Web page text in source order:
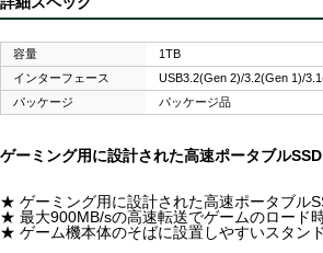
容量
1TB
インターフェース
USB3.2(Gen 2)/3.2(Gen 1)/
パッケージ
パッケージ品
ゲーミング用に設計された高速ポータブル
★ ゲーミング用に設計された高速ポータブル
★ 最大900MB/sの高速転送でゲームのロード
★ ゲーム機本体のそばに設置しやすいスタン